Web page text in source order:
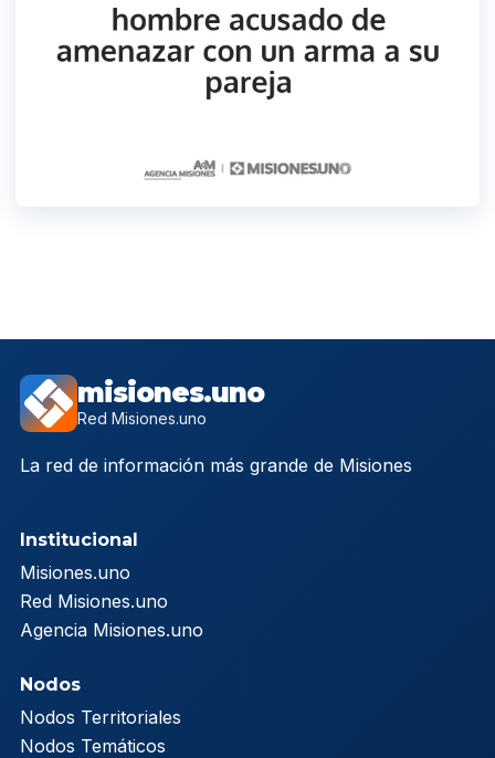
misiones.uno
Red Misiones.uno
La red de información más grande de Misiones
Institucional
Misiones.uno
Red Misiones.uno
Agencia Misiones.uno
Nodos
Nodos Territoriales
Nodos Temáticos